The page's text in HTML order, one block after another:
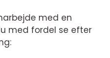
med en
med fordel se efter